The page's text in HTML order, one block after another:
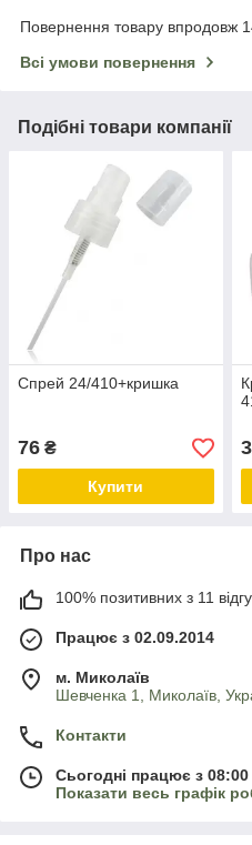
Повернення товару впродовж
Всі умови повернення
Подібні товари компанії
Спрей 24/410+кришка
76 ₴
Купити
Про нас
100% позитивних з 11
Працює з 02.09.2014
м. Миколаїв
Шевченка 1, Миколаїв,
Контакти
Сьогодні працює з
Показати весь графік